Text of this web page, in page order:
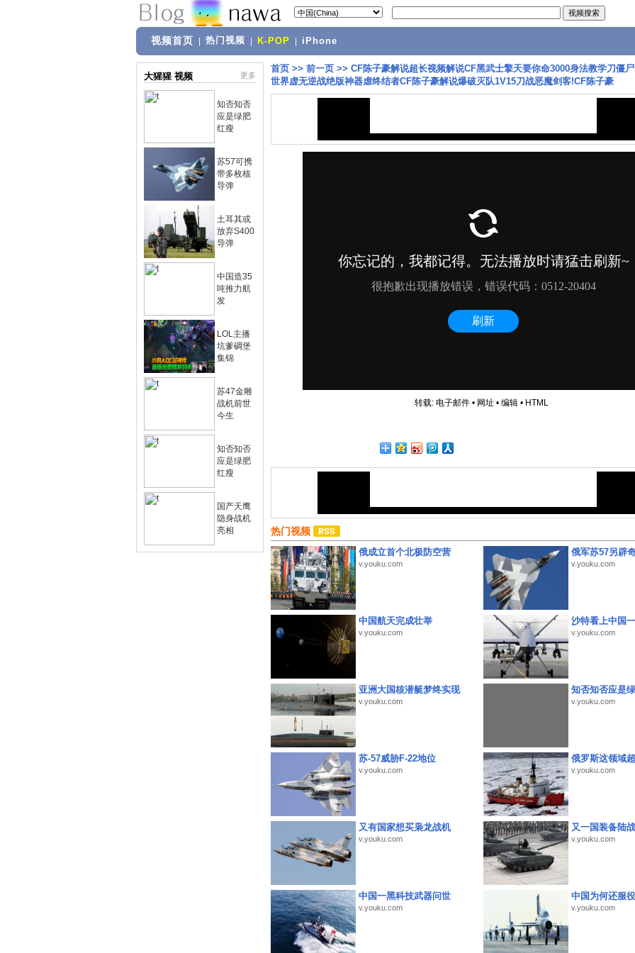
视频首页 热门视频 K-POP iPhone
大猩猩 视频 更多
知否知否
应是绿肥
红瘦
苏57可携
带多枚核
导弹
土耳其或
放弃S400
导弹
中国造35
吨推力航
发
LOL主播
坑爹碉堡
集锦
苏47金雕
战机前世
今生
知否知否
应是绿肥
红瘦
国产天鹰
隐身战机
亮相
首页 >> 前一页 >> CF陈子豪解说超长视频解说CF黑武士擎天要你命3000身法教学刀僵
世界虚无逆战绝版神器虐终结者CF陈子豪解说爆破灭队1V15刀战恶魔剑客!CF陈子豪
转载: 电子邮件• 网址 • 编辑• HTML
热门视频
俄成立首个北极防空营
v.youku.com
俄军苏57另辟
v.youku.com
中国航天完成壮举
v.youku.com
沙特看上中国
v.youku.com
亚洲大国核潜艇梦终实现
v.youku.com
知否知否应是
v.youku.com
苏-57威胁F-22地位
v.youku.com
俄罗斯这领域
v.youku.com
又有国家想买枭龙战机
v.youku.com
又一国装备陆
v.youku.com
中国一黑科技武器问世
v.youku.com
中国为何还服
v.youku.com